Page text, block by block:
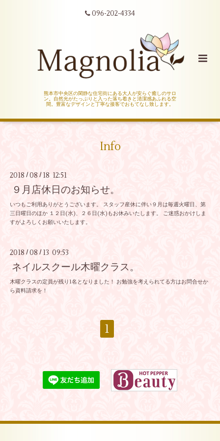
096-202-4334
熊本市中央区の閑静な住宅街にある大人が安らぐ癒しのサロ
ン。自然光がたっぷりと入った落ち着きと清潔感あふれる空
間。豊富なデザインと丁寧な接客でおもてなし致します。
Info
2018 /08 / 18 12:51
９月店休日のお知らせ。
いつもご利用ありがとうございます。 スタッフ産休に伴い９月は毎週火曜日、第
三日曜日のほか １２日(水)、２６日(水)もお休みいたします。 ご迷惑おかけしま
すがよろしくお願いいたします。
2018 / 08 / 13 09:53
ネイルスクール木曜クラス。
木曜クラスの定員が残り1名となりました！ お勉強を考えられてる方はお問合せか
ら資料請求を！
1